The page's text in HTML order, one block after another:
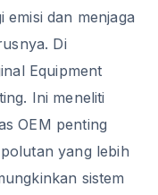
dan menjaga
Di
Equipment
Ini meneliti
OEM penting
yang lebih
sistem